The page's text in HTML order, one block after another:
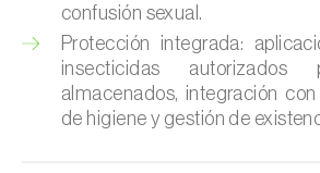
Cochinilla de los cítricos (
Cochinilla de San José (
Diaspidiotus) perniciosus)
confusión sexual.
Protección integrada:
insecticidas autorizados
almacenados, integración
de higiene y gestión de